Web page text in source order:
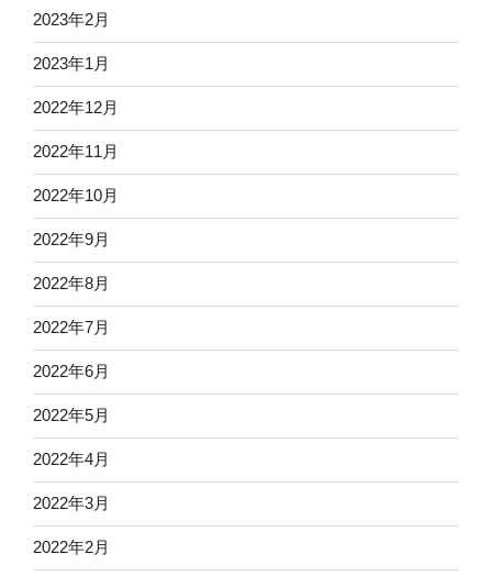
2023年2月
2023年1月
2022年12月
2022年11月
2022年10月
2022年9月
2022年8月
2022年7月
2022年6月
2022年5月
2022年4月
2022年3月
2022年2月